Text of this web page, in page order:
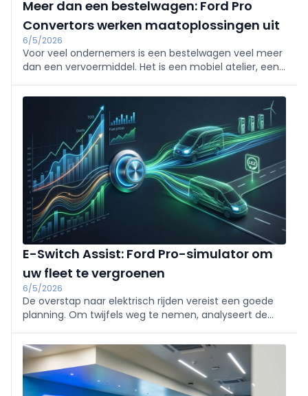
Meer dan een bestelwagen: Ford Pro
Convertors werken maatoplossingen uit
6/5/2026
Voor veel ondernemers is een bestelwagen veel meer
dan een vervoermiddel. Het is een mobiel atelier, een
belangrijkste werkinstrument van de professional. Ford
Pro speelt daarop in door de kmo-markt te benaderen
vanuit een ecosysteem waar dealers en
ombouwbedrijven naadloos samenwerken.
E-Switch Assist: Ford Pro-simulator om
uw fleet te vergroenen
6/5/2026
De overstap naar elektrisch rijden vereist een goede
planning. Om twijfels weg te nemen, analyseert de
bedrijfsvoertuigen en toont direct welke klaar zijn voor
de overstap.